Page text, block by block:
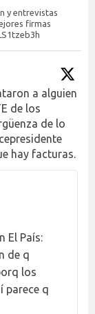
y entrevistas
firmas
a alguien
de los
de lo
hay facturas.
El País:
de q
los
parece q